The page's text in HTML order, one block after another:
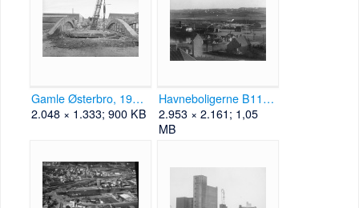
Gamle Østerbro, 1973.jpg
2.048 × 1.333; 900 KB
Havneboligerne B11087.jpg
2.953 × 2.161; 1,05
MB